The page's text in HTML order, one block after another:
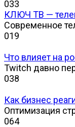
033
КЛЮЧ ТВ —
Современное
019
Что влияет на
Twitch давно
038
Как бизнес
Оптимизация
064